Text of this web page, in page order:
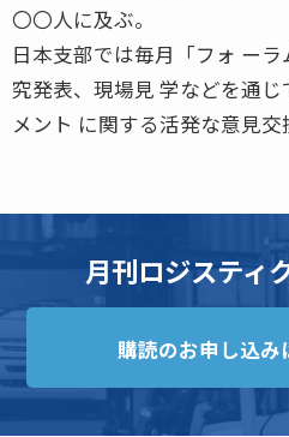
〇〇人に及ぶ。
日本支部では毎月「フォ ー
究発表、現場見 学などを通
メント に関する活発な意見交
月刊ロジスティ
購読のお申し込み